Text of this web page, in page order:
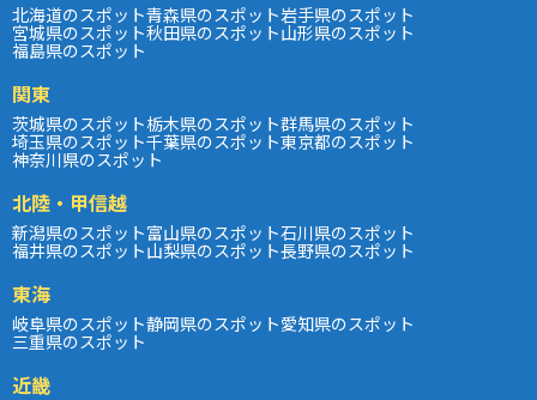
北海道のスポット青森県のスポット岩手県のスポット
宮城県のスポット秋田県のスポット山形県のスポット
福島県のスポット
関東
茨城県のスポット栃木県のスポット群馬県のスポット
埼玉県のスポット千葉県のスポット東京都のスポット
神奈川県のスポット
北陸・甲信越
新潟県のスポット富山県のスポット石川県のスポット
福井県のスポット山梨県のスポット長野県のスポット
東海
岐阜県のスポット静岡県のスポット愛知県のスポット
三重県のスポット
近畿